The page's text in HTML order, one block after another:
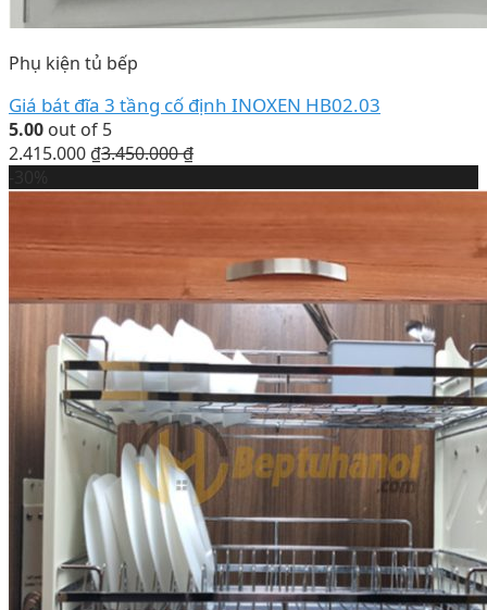
Phụ kiện tủ bếp
Giá bát đĩa 3 tầng cố định INOXEN HB02.03
5.00 out of 5
2.415.000 ₫3.450.000₫